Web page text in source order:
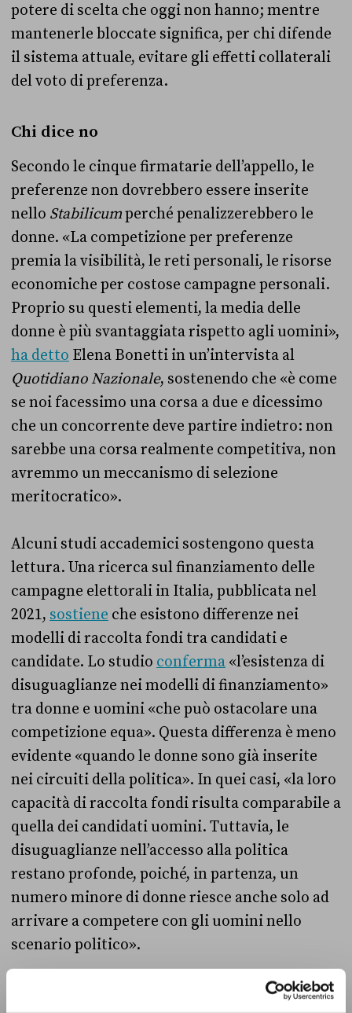
potere di scelta che oggi non hanno; mentre
mantenerle bloccate significa, per chi difende
il sistema attuale, evitare gli effetti collaterali
del voto di preferenza.
Chi dice no
Secondo le cinque firmatarie dell’appello, le
preferenze non dovrebbero essere inserite
nello Stabilicumperché penalizzerebbero le
donne. «La competizione per preferenze
premia la visibilità, le reti personali, le risorse
economiche per costose campagne personali.
Proprio su questi elementi, la media delle
donne è più svantaggiata rispetto agli uomini»,
ha detto Elena Bonetti in un’intervista al
Quotidiano Nazionale, sostenendo che «è come
se noi facessimo una corsa a due e dicessimo
che un concorrente deve partire indietro: non
sarebbe una corsa realmente competitiva, non
avremmo un meccanismo di selezione
meritocratico».
Alcuni studi accademici sostengono questa
lettura. Una ricerca sul finanziamento delle
campagne elettorali in Italia, pubblicata nel
2021, sostiene che esistono differenze nei
modelli di raccolta fondi tra candidati e
candidate. Lo studio conferma «l’esistenza di
disuguaglianze nei modelli di finanziamento»
tra donne e uomini «che può ostacolare una
competizione equa». Questa differenza è meno
evidente «quando le donne sono già inserite
nei circuiti della politica». In quei casi, «la loro
capacità di raccolta fondi risulta comparabile a
quella dei candidati uomini. Tuttavia, le
disuguaglianze nell’accesso alla politica
restano profonde, poiché, in partenza, un
numero minore di donne riesce anche solo ad
arrivare a competere con gli uomini nello
scenario politico».
Per far fronte a questo rischio esistono però